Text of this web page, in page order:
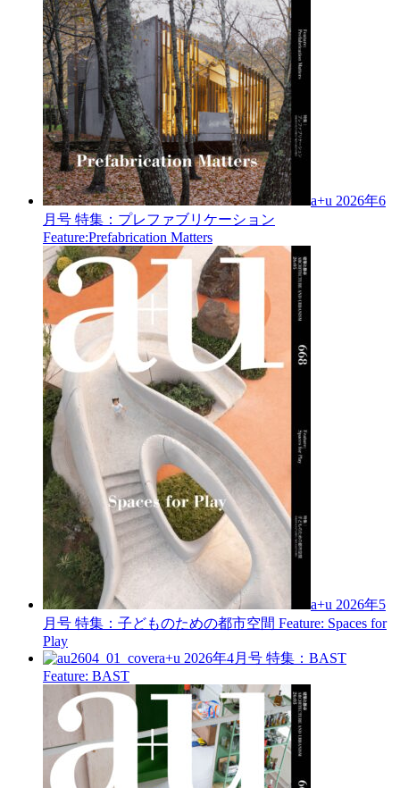
a+u 2026年6
月号 特集：プレファブリケーション
Feature:Prefabrication Matters
a+u 2026年5
月号 特集：子どものための都市空間 Feature: Spaces for
Play
a+u 2026年4月号 特集：BAST
Feature: BAST